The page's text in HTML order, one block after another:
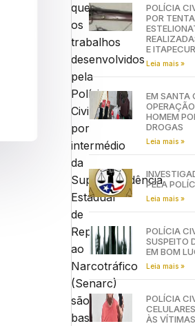
que
os
trabalhos
desenvolvidos
pela
Polícia
Civil
por
intermédio
da
Superintendência
Estadual
de
Repressão
ao
Narcotráfico
(Senarc)
são
bastante
POLÍCIA
POR
E
Leia mais »
EM SANTA
HOMEM
DROGAS
Leia mais »
PELA
Leia mais »
POLÍCIA
SUSPEITO
EM BOM
Leia mais »
POLÍCIA
ÀS